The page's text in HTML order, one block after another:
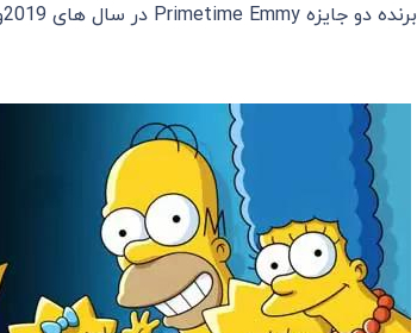
برنده دو جایزه Primetime Emmy در سال های 2019و 2021